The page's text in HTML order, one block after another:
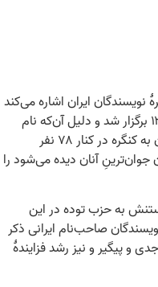
نویسندگان ایران اشاره می‌کند
که در روزهای چهارم تا یازدهم تیرماه ۱۳۲۵ برگزار شد و دلیل آن‌که نام
آل‌احمدِ ۲۳ ساله در فهرست دعوت‌شدگان به کنگره در کنار ۷۸ نفر
جوان‌ترینِ آنان دیده می‌شود را
به حزب توده در این
صاحب‌نام ایرانی ذکر
و پیگیر و نیز رشد فزایندهٔ